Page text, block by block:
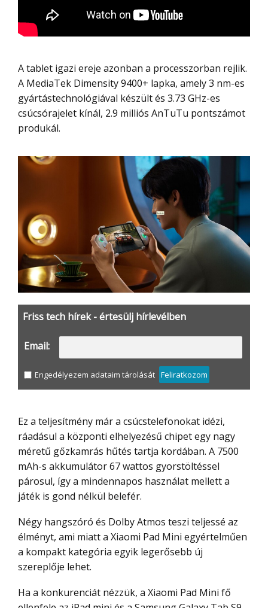
A tablet igazi ereje azonban a processzorban rejlik.
A MediaTek Dimensity 9400+ lapka, amely 3 nm-es
gyártástechnológiával készült és 3.73 GHz-es
csúcsórajelet kínál, 2.9 milliós AnTuTu pontszámot
produkál.
Friss tech hírek - értesülj hírlevélben
Email:
Engedélyezem adataim tárolását Feliratkozom
Ez a teljesítmény már a csúcstelefonokat idézi,
ráadásul a központi elhelyezésű chipet egy nagy
méretű gőzkamrás hűtés tartja kordában. A 7500
mAh-s akkumulátor 67 wattos gyorstöltéssel
párosul, így a mindennapos használat mellett a
játék is gond nélkül belefér.
Négy hangszóró és Dolby Atmos teszi teljessé az
élményt, ami miatt a Xiaomi Pad Mini egyértelműen
a kompakt kategória egyik legerősebb új
szereplője lehet.
Ha a konkurenciát nézzük, a Xiaomi Pad Mini fő